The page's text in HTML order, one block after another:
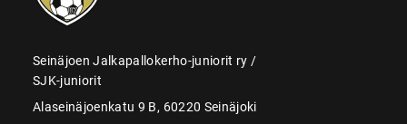
Seinäjoen Jalkapallokerho-juniorit ry /
SJK-juniorit
Alaseinäjoenkatu 9 B, 60220 Seinäjoki